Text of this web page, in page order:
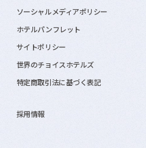
ソーシャルメディアポリシー
ホテルパンフレット
サイトポリシー
世界のチョイスホテルズ
特定商取引法に基づく表記
採用情報